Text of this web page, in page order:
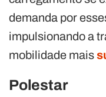
demanda por
impulsionando a
mobilidade mais
Polestar